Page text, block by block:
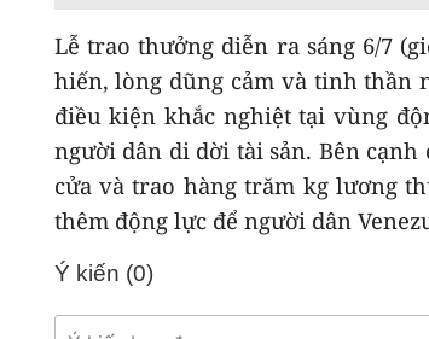
Lễ trao thưởng diễn ra sáng 6/7
hiến, lòng dũng cảm và tinh thần
điều kiện khắc nghiệt tại vùng
người dân di dời tài sản. Bên
cửa và trao hàng trăm kg lương
thêm động lực để người dân
Ý kiến (0)